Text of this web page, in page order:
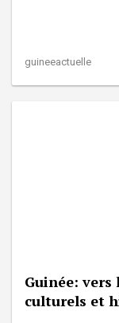
guineeactuelle
Guinée:
culturels et